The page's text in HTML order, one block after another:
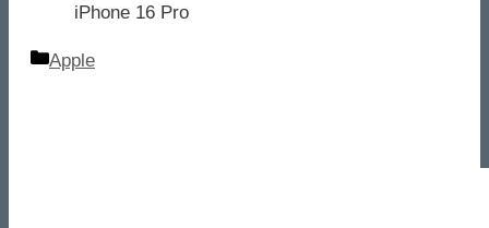
iPhone 16 Pro
Categorie
Apple